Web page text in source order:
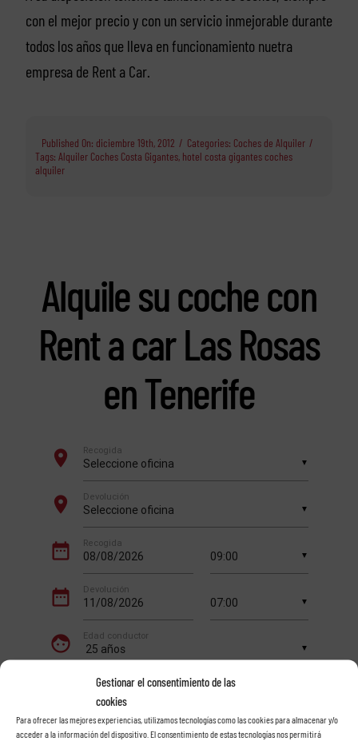
Gestionar el consentimiento de las
cookies
Para ofrecer las mejores experiencias, utilizamos tecnologías como las cookies para almacenar y/o
acceder a la información del dispositivo. El consentimiento de estas tecnologías nos permitirá
con el mejor precio y con un servicio inmejorable durante
todos los años que lleva en funcionamiento nuetra
empresa de Rent a Car.
Published On: diciembre 19th, 2012 / Categories: Coches de Alquiler /
Tags: Alquiler Coches Costa Gigantes, hotel costa gigantes coches
alquiler
Alquile su coche con
Rent a car Las Rosas
en Tenerife